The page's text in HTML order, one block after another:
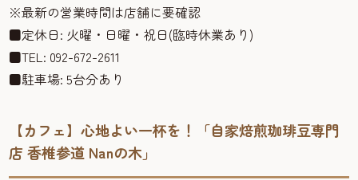
※最新の営業時間は店舗に要確認
■定休日: 火曜・日曜・祝日(臨時休業あり)
■TEL: 092-672-2611
■駐車場: 5台分あり
【カフェ】心地よい一杯を！「自家焙煎珈琲豆専門
店 香椎参道 Nanの木」